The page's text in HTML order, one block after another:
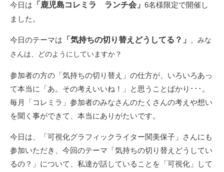
今日は 「鹿児島コレミラ ランチ会」 6名様限定で開催し
ました。
今日のテーマは 「気持ちの切り替えどうしてる？」
。みな
さんは、どのようにしていますか？
参加者の方の「気持ちの切り替え」の仕方が、いろいろあっ
て本当に「あ。その考えいいね！」と思うことばかり･･･。
毎月「コレミラ」参加者のみなさんのたくさんの考えや想い
を聞く事ができて、本当にありがたいです。
今日は、「可視化グラフィックライター関美保子」さんにも
参加いただき、今回のテーマ「気持ちの切り替えどうしてい
るの？」について、私達が話していることを「可視化」して